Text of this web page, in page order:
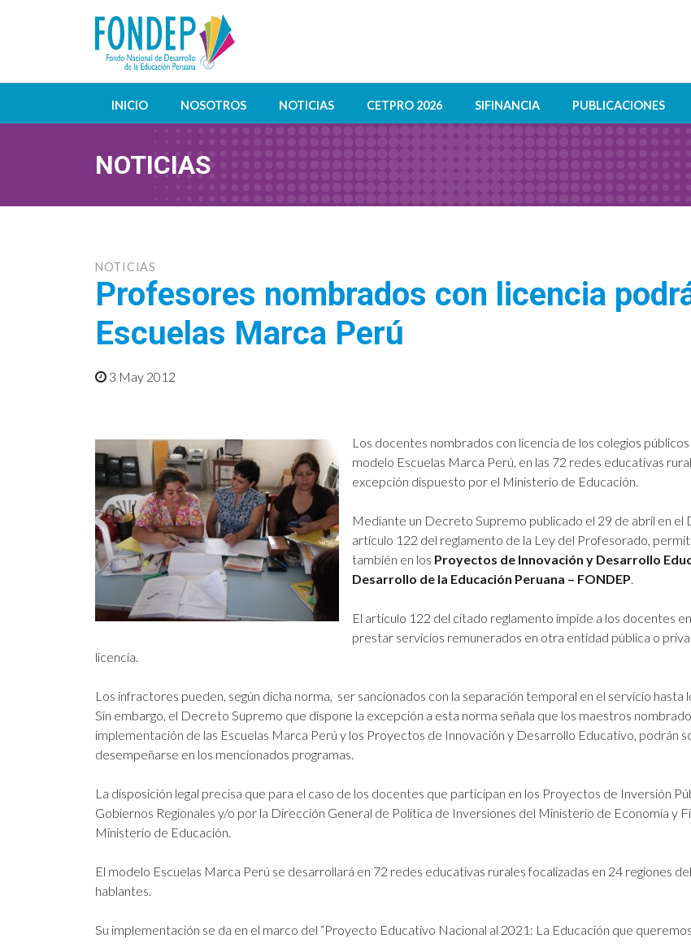
INICIO NOSOTROS NOTICIAS CETPRO 2026 SIFINANCIA PUBLICACIONES
NOTICIAS
NOTICIAS
Profesores nombrados con licencia
Escuelas Marca Perú
3 May 2012
Los docentes nombrados con licencia de los colegios
modelo Escuelas Marca Perú, en las 72 redes educativas
excepción dispuesto por el Ministerio de Educación.
Mediante un Decreto Supremo publicado el 29 de abril en el
artículo 122 del reglamento de la Ley del Profesorado,
también en los Proyectos de Innovación y Desarrollo
Desarrollo de la Educación Peruana – FONDEP.
El artículo 122 del citado reglamento impide a los docentes
prestar servicios remunerados en otra entidad pública o
licencia.
Los infractores pueden, según dicha norma, ser sancionados con la separación temporal en el servicio hasta
Sin embargo, el Decreto Supremo que dispone la excepción a esta norma señala que los maestros
implementación de las Escuelas Marca Perú y los Proyectos de Innovación y Desarrollo Educativo, podrán
desempeñarse en los mencionados programas.
La disposición legal precisa que para el caso de los docentes que participan en los Proyectos de Inversión
Gobiernos Regionales y/o por la Dirección General de Política de Inversiones del Ministerio de Economía y
Ministerio de Educación.
El modelo Escuelas Marca Perú se desarrollará en 72 redes educativas rurales focalizadas en 24 regiones
hablantes.
Su implementación se da en el marco del “Proyecto Educativo Nacional al 2021: La Educación que